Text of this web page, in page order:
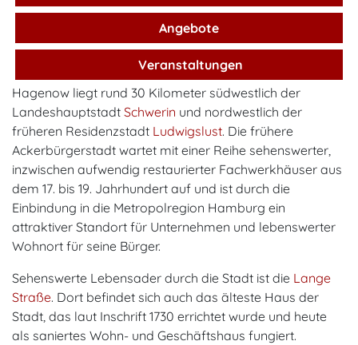
Angebote
Veranstaltungen
Hagenow liegt rund 30 Kilometer südwestlich der
Landeshauptstadt Schwerin und nordwestlich der
früheren Residenzstadt Ludwigslust. Die frühere
Ackerbürgerstadt wartet mit einer Reihe sehenswerter,
inzwischen aufwendig restaurierter Fachwerkhäuser aus
dem 17. bis 19. Jahrhundert auf und ist durch die
Einbindung in die Metropolregion Hamburg ein
attraktiver Standort für Unternehmen und lebenswerter
Wohnort für seine Bürger.
Sehenswerte Lebensader durch die Stadt ist die Lange
Straße. Dort befindet sich auch das älteste Haus der
Stadt, das laut Inschrift 1730 errichtet wurde und heute
als saniertes Wohn- und Geschäftshaus fungiert.